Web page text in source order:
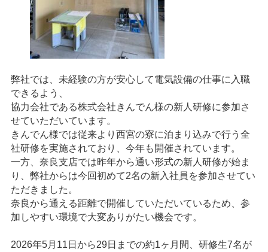
弊社では、未経験の方が安心して電気設備の仕事に入職
できるよう、
協力会社である株式会社きんでん様の新人研修に参加さ
せていただいています。
きんでん様では従来より西宮の寮に泊まり込みで行う全
社研修を実施されており、今年も開催されています。
一方、奈良支店では昨年から通い形式の新人研修が始ま
り、弊社からは今回初めて2名の新入社員を参加させてい
ただきました。
奈良から通える距離で開催していただいているため、参
加しやすい環境で大変ありがたい機会です。
2026年5月11日から29日までの約1ヶ月間、研修生7名が